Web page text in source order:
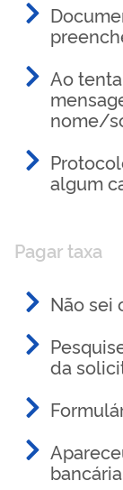
Ao
nome/
algum
Pagar taxa
Não sei
da